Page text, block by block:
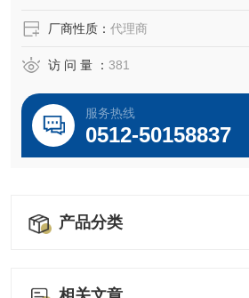
厂商性质： 代理商
访 问 量 ： 381
服务热线
0512-50158837
产品分类